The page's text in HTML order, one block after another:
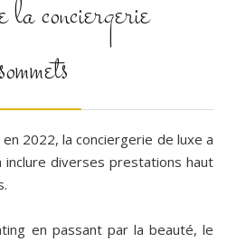
conciergerie
2022, la conciergerie de luxe a
inclure diverses prestations haut
en passant par la beauté, le